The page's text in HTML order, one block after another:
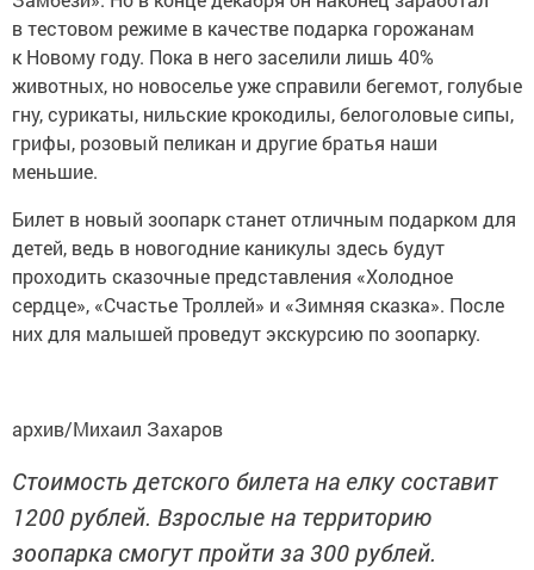
в тестовом режиме в качестве подарка горожанам
к Новому году. Пока в него заселили лишь 40%
животных, но новоселье уже справили бегемот, голубые
гну, сурикаты, нильские крокодилы, белоголовые сипы,
грифы, розовый пеликан и другие братья наши
меньшие.
Билет в новый зоопарк станет отличным подарком для
детей, ведь в новогодние каникулы здесь будут
проходить сказочные представления «Холодное
сердце», «Счастье Троллей» и «Зимняя сказка». После
них для малышей проведут экскурсию по зоопарку.
архив/Михаил Захаров
Стоимость детского билета на елку составит
1200 рублей. Взрослые на территорию
зоопарка смогут пройти за 300 рублей.